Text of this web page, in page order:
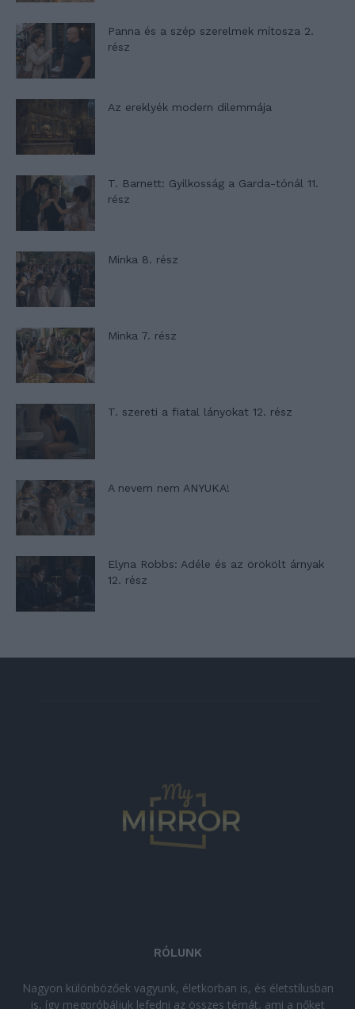
Panna és a szép szerelmek mítosza 2.
rész
Az ereklyék modern dilemmája
T. Barnett: Gyilkosság a Garda-tónál 11.
rész
Minka 8. rész
Minka 7. rész
T. szereti a fiatal lányokat 12. rész
A nevem nem ANYUKA!
Elyna Robbs: Adéle és az örökölt árnyak
12. rész
RÓLUNK
Nagyon különbözőek vagyunk, életkorban is, és életstílusban
is, így megpróbáljuk lefedni az összes témát, ami a nőket